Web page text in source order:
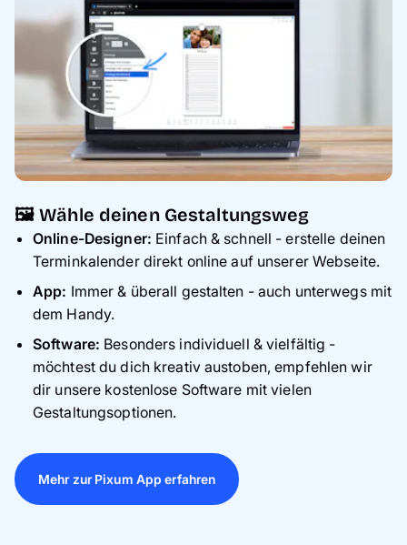
🖼️ Wähle deinen Gestaltungsweg
Online-Designer: Einfach & schnell - erstelle deinen
Terminkalender direkt online auf unserer Webseite.
App: Immer & überall gestalten - auch unterwegs mit
dem Handy.
Software: Besonders individuell & vielfältig -
möchtest du dich kreativ austoben, empfehlen wir
dir unsere kostenlose Software mit vielen
Gestaltungsoptionen.
Mehr zur Pixum App erfahren